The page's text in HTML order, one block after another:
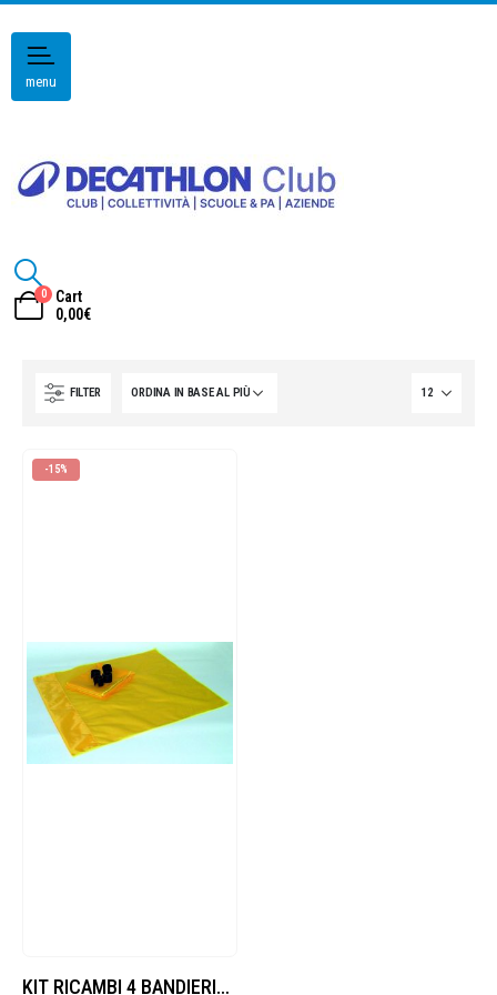
menu
0
Cart
0,00€
FILTER
-15%
KIT RICAMBI 4 BANDIERINE CALCIO D’ANGOLO